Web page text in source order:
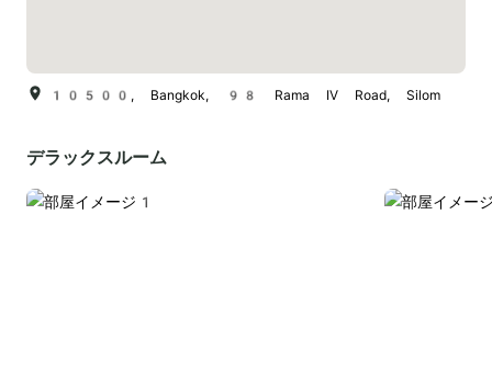
10500, Bangkok, 98 Rama IV Road, Silom
デラックスルーム